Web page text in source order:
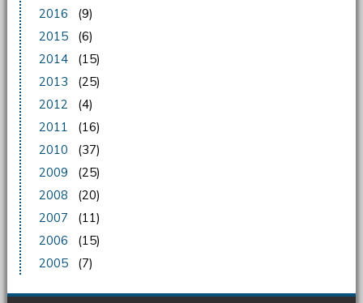
2016
(9)
2015
(6)
2014
(15)
2013
(25)
2012
(4)
2011
(16)
2010
(37)
2009
(25)
2008
(20)
2007
(11)
2006
(15)
2005
(7)